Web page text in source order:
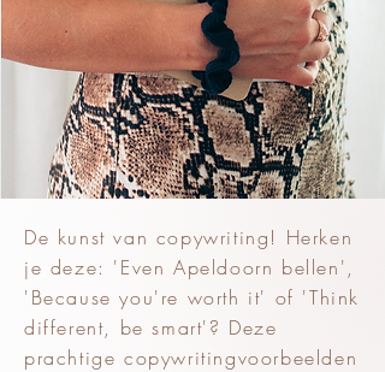
De kunst van copywriting! Herken
je deze: 'Even Apeldoorn bellen',
'Because you're worth it' of 'Think
different, be smart'? Deze
prachtige copywritingvoorbeelden